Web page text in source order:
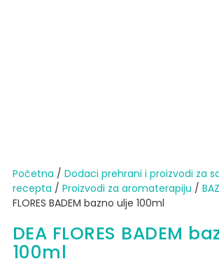
Početna / Dodaci prehrani i proizvodi za
recepta / Proizvodi za aromaterapiju /
FLORES BADEM bazno ulje 100ml
DEA FLORES BADEM
100ml